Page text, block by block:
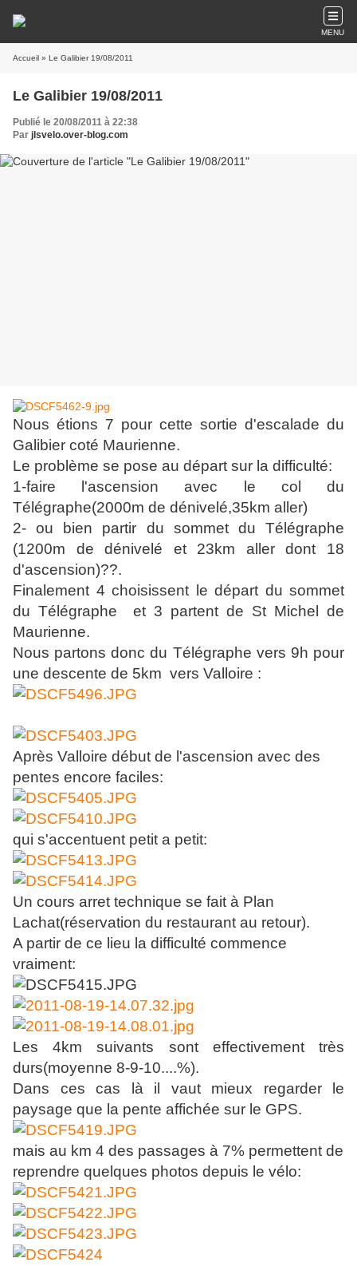
MENU
Accueil » Le Galibier 19/08/2011
Le Galibier 19/08/2011
Publié le 20/08/2011 à 22:38
Par jlsvelo.over-blog.com
Nous étions 7 pour cette sortie d'escalade du
Galibier coté Maurienne.
Le problème se pose au départ sur la difficulté:
1-faire l'ascension avec le col du
Télégraphe(2000m de dénivelé,35km aller)
2- ou bien partir du sommet du Télégraphe
(1200m de dénivelé et 23km aller dont 18
d'ascension)??.
Finalement 4 choisissent le départ du sommet
du Télégraphe et 3 partent de St Michel de
Maurienne.
Nous partons donc du Télégraphe vers 9h pour
une descente de 5km vers Valloire :
Après Valloire début de l'ascension avec des
pentes encore faciles:
qui s'accentuent petit a petit:
Un cours arret technique se fait à Plan
Lachat(réservation du restaurant au retour).
A partir de ce lieu la difficulté commence
vraiment:
Les 4km suivants sont effectivement très
durs(moyenne 8-9-10....%).
Dans ces cas là il vaut mieux regarder le
paysage que la pente affichée sur le GPS.
mais au km 4 des passages à 7% permettent de
reprendre quelques photos depuis le vélo: